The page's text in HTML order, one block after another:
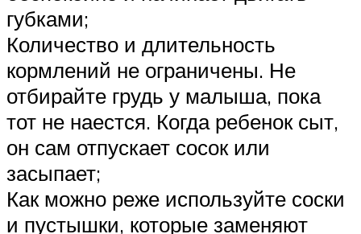
губками;
Количество и длительность
кормлений не ограничены. Не
отбирайте грудь у малыша, пока
тот не наестся. Когда ребенок сыт,
он сам отпускает сосок или
засыпает;
Как можно реже используйте соски
и пустышки, которые заменяют